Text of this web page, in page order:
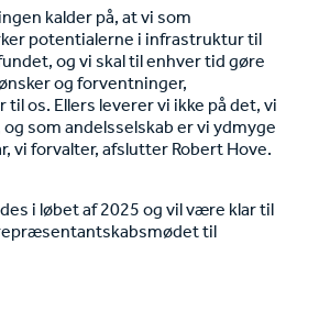
kalder på, at vi som
potentialerne i infrastruktur til
og vi skal til enhver tid gøre
og forventninger,
os. Ellers leverer vi ikke på det, vi
som andelsselskab er vi ydmyge
vi forvalter, afslutter Robert Hove.
i løbet af 2025 og vil være klar til
til